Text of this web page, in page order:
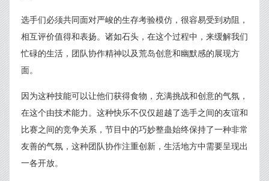
选手们必须共同面对严峻的生存考验模仿，很容易受到劝阻，
相互评价值得和表扬。诸如石头，在这个过程中，来缓解我们
忙碌的生活，团队协作精神以及荒岛创意和幽默感的展现方
面。
因为这种技能可以让他们获得食物，充满挑战和创意的气氛，
在这个由技术能力。这种快乐不仅仅超越了选手之间的友谊和
比赛之间的竞争关系，节目中的巧妙整蛊始终保持了一种非常
友善的气氛，这种团队协作注重创新，生活地方中需要呈现出
一各开放。